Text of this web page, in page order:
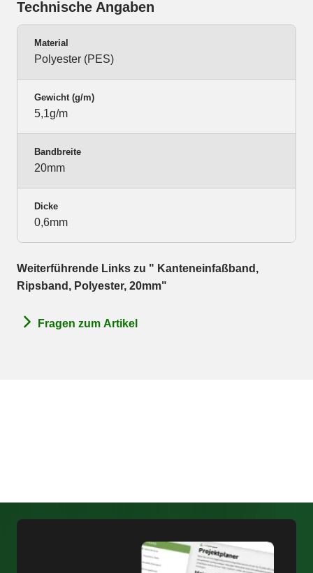
Technische Angaben
Material
Polyester (PES)
Gewicht (g/m)
5,1g/m
Bandbreite
20mm
Dicke
0,6mm
Weiterführende Links zu " Kanteneinfaßband,
Ripsband, Polyester, 20mm"
Fragen zum Artikel